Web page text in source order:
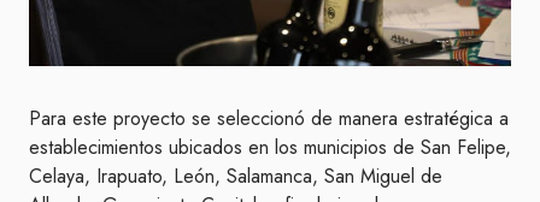
Para este proyecto se seleccionó de manera estratégica a
establecimientos ubicados en los municipios de San Felipe,
Celaya, Irapuato, León, Salamanca, San Miguel de